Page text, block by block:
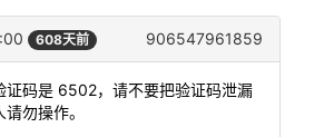
608天前 906547961859
证码是 6502，请不要把验证码泄漏
勿操作。